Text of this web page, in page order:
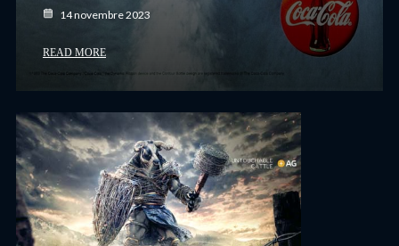
14 novembre 2023
READ MORE